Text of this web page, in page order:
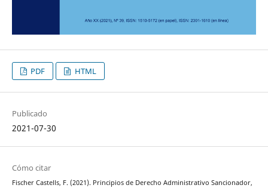
PDF HTML
Publicado
2021-07-30
Cómo citar
Fischer Castells, F. (2021). Principios de Derecho Administrativo Sancionador,